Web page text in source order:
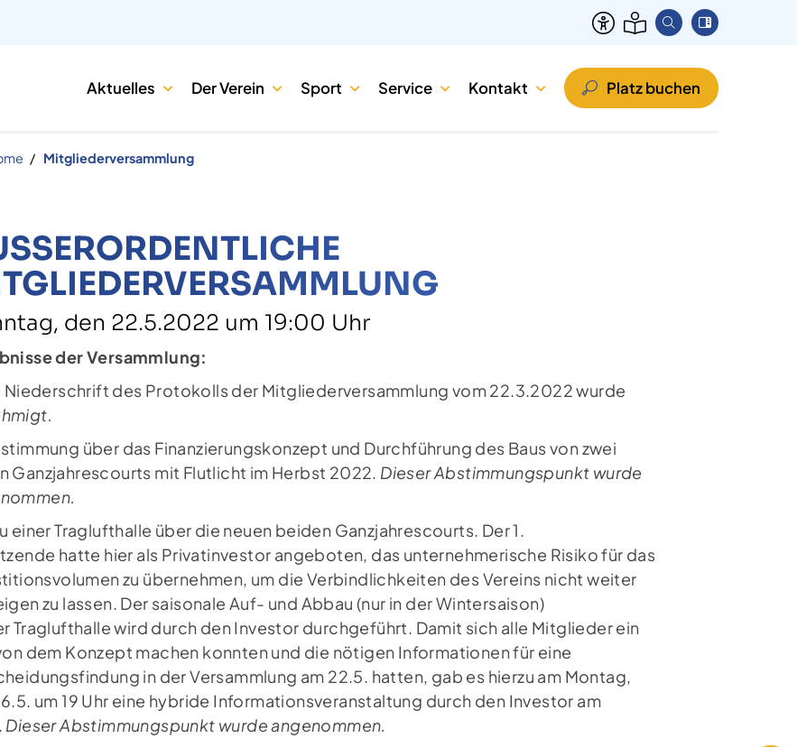
Aktuelles Der Verein Sport Service Kontakt Platz buchen
Mitgliederversammlung
M
den 22.5.2022 um 19:00 Uhr
der Versammlung:
Niederschrift des Protokolls der Mitgliederversammlung vom 22.3.2022 wurde
über das Finanzierungskonzept und Durchführung des Baus von zwei
Ganzjahrescourts mit Flutlicht im Herbst 2022. Dieser Abstimmungspunkt wurde
einer Traglufthalle über die neuen beiden Ganzjahrescourts. Der 1.
hatte hier als Privatinvestor angeboten, das unternehmerische Risiko für das
zu übernehmen, um die Verbindlichkeiten des Vereins nicht weiter
zu lassen. Der saisonale Auf- und Abbau (nur in der Wintersaison)
Traglufthalle wird durch den Investor durchgeführt. Damit sich alle Mitglieder ein
dem Konzept machen konnten und die nötigen Informationen für eine
in der Versammlung am 22.5. hatten, gab es hierzu am Montag,
um 19 Uhr eine hybride Informationsveranstaltung durch den Investor am
Dieser Abstimmungspunkt wurde angenommen.
Newsletter
Jetzt zum Newsletter anmelden und
immer auf dem neusten Stand sein.
NEWSLETTER ANMELDUNG
Folge uns auf Instagram